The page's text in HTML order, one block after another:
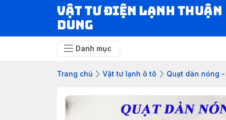
VẬT TƯ ĐIỆN LẠNH THUẬN
DUNG
Danh mục
Trang chủ Vật tư lạnh ô tô Quạt dàn nóng